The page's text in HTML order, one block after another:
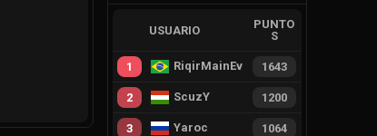
USUARIO
PUNTO
S
1 RiqirMainEvie 1643
2 ScuzY 1200
3 Yaroc 1064